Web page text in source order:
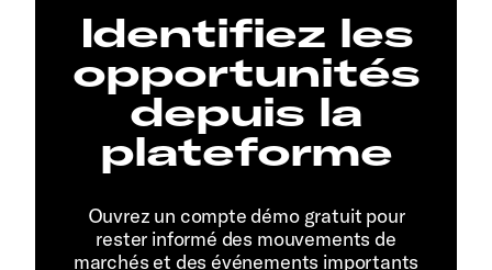
Identifiez les
opportunités
depuis la
plateforme
Ouvrez un compte démo gratuit pour
rester informé des mouvements de
marchés et des événements importants